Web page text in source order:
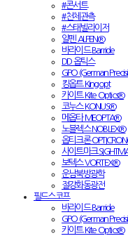
#콘서트
#천체관측
#스태빌라이저
알펜 ALPEN®
바라이드 Barride
DD 옵틱스
GPO (German
킹옵트 Kingopt
카이트 Kite Optics®
코누스 KONUS®
메옵타 MEOPTA®
노블렉스 NOBLEX®
옵티크론
사이트마크
보텍스 VORTEX®
운남북방광학
절강화동광전
필드스코프
바라이드 Barride
GPO (German
카이트 Kite Optics®